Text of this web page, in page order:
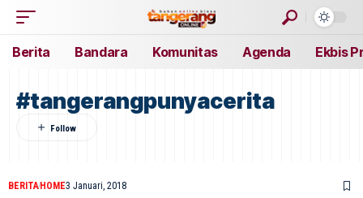
Berita Bandara Komunitas Agenda Ekbis
#tangerangpunyacerita
BERITAHOME3 Januari, 2018